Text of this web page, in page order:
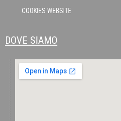
COOKIES WEBSITE
DOVE SIAMO